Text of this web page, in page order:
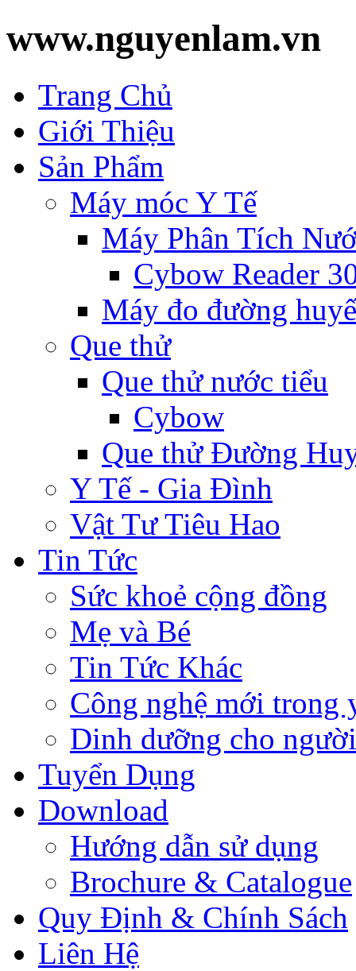
www.nguyenlam.vn
Trang Chủ
Giới Thiệu
Sản Phẩm
Máy móc Y Tế
Máy Phân Tích
Cybow Reader
Máy đo đường
Que thử
Que thử nước tiểu
Cybow
Que thử Đường
Y Tế - Gia Đình
Vật Tư Tiêu Hao
Tin Tức
Sức khoẻ cộng đồng
Mẹ và Bé
Tin Tức Khác
Công nghệ mới trong
Dinh dưỡng cho
Tuyển Dụng
Download
Hướng dẫn sử dụng
Brochure & Catalogue
Quy Định & Chính Sách
Liên Hệ